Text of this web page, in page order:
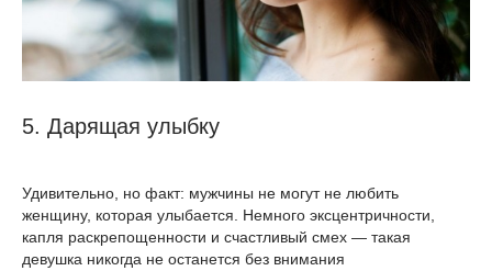
5. Дарящая улыбку
Удивительно, но факт: мужчины не могут не любить
женщину, которая улыбается. Немного эксцентричности,
капля раскрепощенности и счастливый смех — такая
девушка никогда не останется без внимания